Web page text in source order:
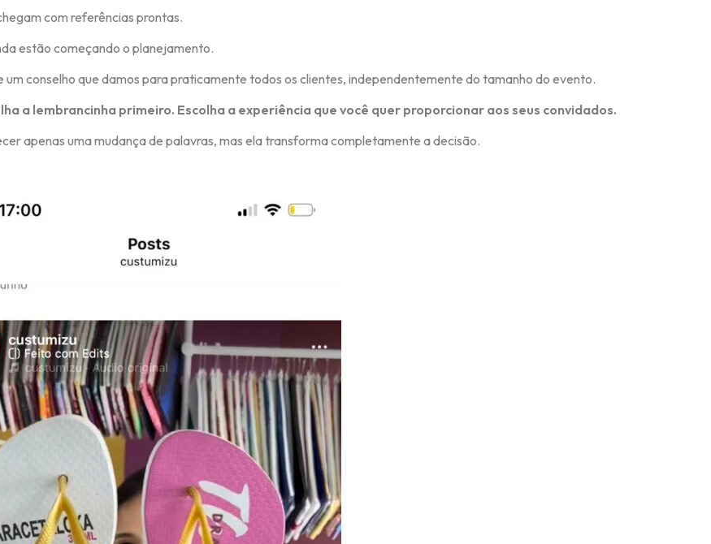
com referências prontas.
estão começando o planejamento.
um conselho que damos para praticamente todos os clientes, independentemente do tamanho do evento.
a lembrancinha primeiro. Escolha a experiência que você quer proporcionar aos seus convidados.
apenas uma mudança de palavras, mas ela transforma completamente a decisão.